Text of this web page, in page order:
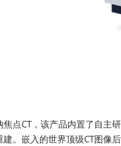
点CT，该产品内置了自主
。嵌入的世界顶级CT图像